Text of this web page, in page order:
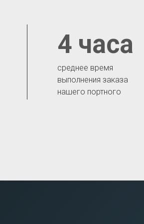
среднее время
выполнения заказа
нашего портного
4 часа